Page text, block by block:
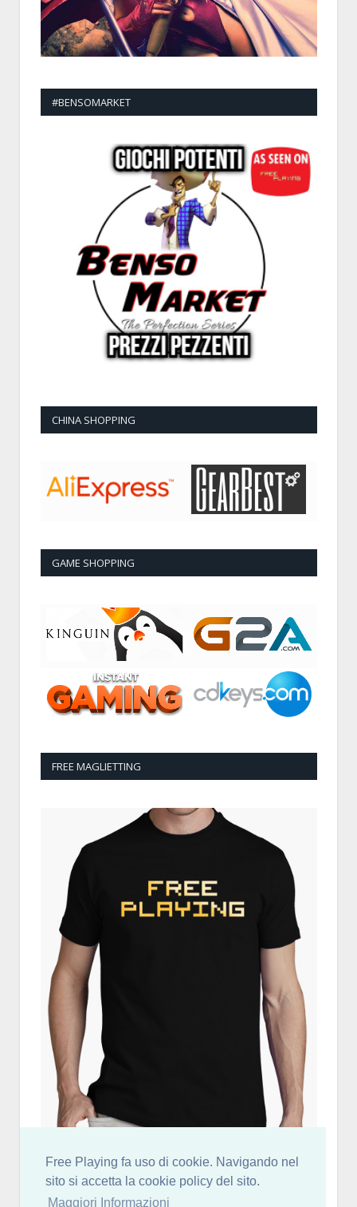
Free Playing fa uso di cookie. Navigando nel
sito si accetta la cookie policy del sito.
Maggiori Informazioni
#BENSOMARKET
CHINA SHOPPING
GAME SHOPPING
FREE MAGLIETTING